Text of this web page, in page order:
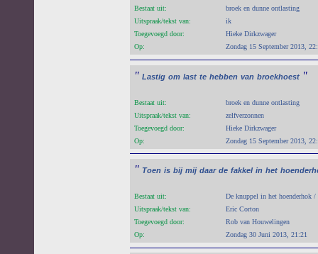
Bestaat uit:
broek en dunne ontlasting
Uitspraak/tekst van:
ik
Toegevoegd door:
Hieke Dirkzwager
Op:
Zondag 15 September 2013,
" Lastig om last te hebben van broekhoest "
Bestaat uit:
broek en dunne ontlasting
Uitspraak/tekst van:
zelfverzonnen
Toegevoegd door:
Hieke Dirkzwager
Op:
Zondag 15 September 2013,
" Toen is bij mij daar de fakkel in het
Bestaat uit:
De knuppel in het hoenderhok
Uitspraak/tekst van:
Eric Corton
Toegevoegd door:
Rob van Houwelingen
Op:
Zondag 30 Juni 2013, 21:21